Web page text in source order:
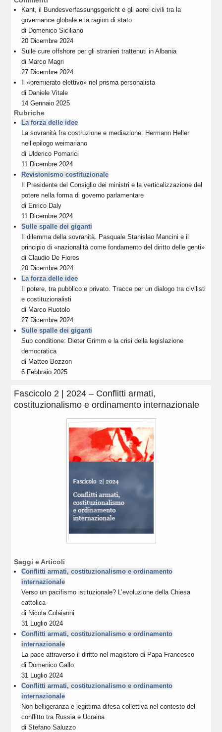
Kant, il Bundesverfassungsgericht e gli aerei civili tra la
governance globale e la ragion di stato
di Domenico Siciliano
20 Dicembre 2024
Sulle cure offshore per gli stranieri trattenuti in Albania
di Marco Magri
27 Dicembre 2024
Il «premierato elettivo» nel prisma personalista
di Daniele Vitale
14 Gennaio 2025
Rubriche
La forza delle idee
La sovranità fra costruzione e mediazione: Hermann Heller
nell’epilogo weimariano
di Ulderico Pomarici
11 Dicembre 2024
Revisionismo costituzionale
Il Presidente del Consiglio dei ministri e la verticalizzazione del
potere nella forma di governo parlamentare
di Enrico Daly
11 Dicembre 2024
Sulle spalle dei giganti
Il dilemma della sovranità. Pasquale Stanislao Mancini e il
principio di «nazionalità come fondamento del diritto delle genti»
diClaudio De Fiores
20 Dicembre 2024
La forza delle idee
Il potere, tra pubblico e privato. Tracce per un dialogo tra civilisti
e costituzionalisti
di Marco Ruotolo
27 Dicembre 2024
Sulle spalle dei giganti
Sub conditione: Dieter Grimm e la crisi della legislazione
democratica
di Matteo Bozzon
6 Febbraio 2025
Fascicolo 2 | 2024 – Conflitti armati,
costituzionalismo e ordinamento internazionale
Saggi e Articoli
Conflitti armati, costituzionalismo e ordinamento
internazionale
Verso un pacifismo istituzionale? L’evoluzione della Chiesa
cattolica
di Nicola Colaianni
31 Luglio 2024
Conflitti armati, costituzionalismo e ordinamento
internazionale
La pace attraverso il diritto nel magistero di Papa Francesco
di Domenico Gallo
31 Luglio 2024
Conflitti armati, costituzionalismo e ordinamento
internazionale
Non belligeranza e legittima difesa collettiva nel contesto del
conflitto tra Russia e Ucraina
diStefano Saluzzo